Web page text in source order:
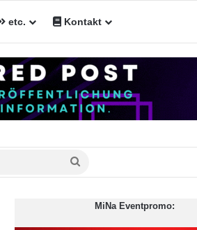
etc. Kontakt
MiNa Eventpromo: